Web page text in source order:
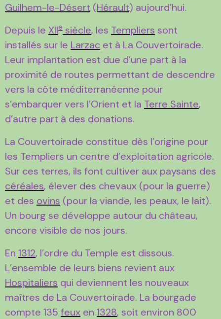
Guilhem-le-Désert (Hérault) aujourd’hui.
Depuis le XIIe siècle, les Templiers sont
installés sur le Larzac et à La Couvertoirade.
Leur implantation est due d’une part à la
proximité de routes permettant de descendre
vers la côte méditerranéenne pour
s’embarquer vers l’Orient et la Terre Sainte,
d’autre part à des donations.
La Couvertoirade constitue dès l’origine pour
les Templiers un centre d’exploitation agricole.
Sur ces terres, ils font cultiver aux paysans des
céréales, élever des chevaux (pour la guerre)
et des ovins (pour la viande, les peaux, le lait).
Un bourg se développe autour du château,
encore visible de nos jours.
En 1312, l’ordre du Temple est dissous.
L’ensemble de leurs biens revient aux
Hospitaliers qui deviennent les nouveaux
maîtres de La Couvertoirade. La bourgade
compte 135 feux en 1328, soit environ 800